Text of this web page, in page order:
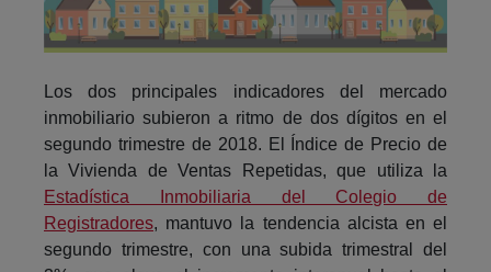
Los dos principales indicadores del mercado
inmobiliario subieron a ritmo de dos dígitos en el
segundo trimestre de 2018. El Índice de Precio de
la Vivienda de Ventas Repetidas, que utiliza la
Estadística Inmobiliaria del Colegio de
Registradores, mantuvo la tendencia alcista en el
segundo trimestre, con una subida trimestral del